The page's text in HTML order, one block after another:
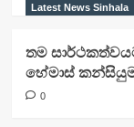
Latest News Sinhala
තම
හේමාස්
0